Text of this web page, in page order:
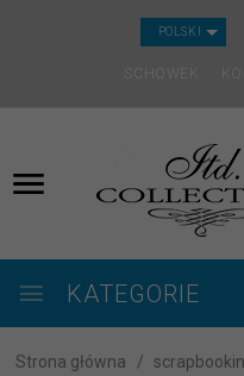
POLSKI
SCHOWEK
KATEGORIE
Strona główna